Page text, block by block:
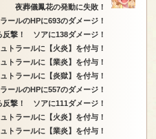
夜葬儀鳳花の発動に失敗！
ールのHPに693のダメージ！
反撃！ ソアに138ダメージ！
トラールに【火炎】を付与！
トラールに【業炎】を付与！
トラールに【炎獄】を付与！
ールのHPに557のダメージ！
反撃！ ソアに111ダメージ！
トラールに【火炎】を付与！
トラールに【業炎】を付与！